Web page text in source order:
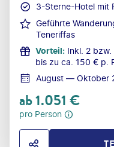
3-Sterne-Hotel mit
Geführte
Teneriffas
Vorteil: Inkl. 2 bzw.
bis zu ca. 150 € p.
August — Oktober
ab1.051 €
pro Person